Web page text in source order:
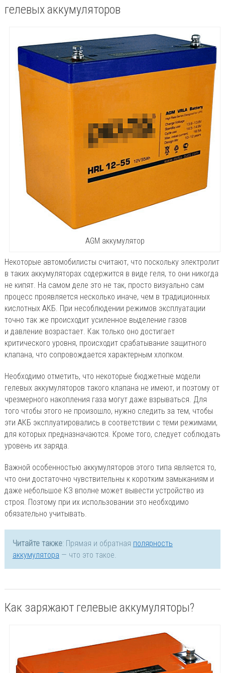
гелевых аккумуляторов
AGM аккумулятор
Некоторые автомобилисты считают, что поскольку электролит
в таких аккумуляторах содержится в виде геля, то они никогда
не кипят. На самом деле это не так, просто визуально сам
процесс проявляется несколько иначе, чем в традиционных
кислотных АКБ. При несоблюдении режимов эксплуатации
точно так же происходит усиленное выделение газов
и давление возрастает. Как только оно достигает
критического уровня, происходит срабатывание защитного
клапана, что сопровождается характерным хлопком.
Необходимо отметить, что некоторые бюджетные модели
гелевых аккумуляторов такого клапана не имеют, и поэтому от
чрезмерного накопления газа могут даже взрываться. Для
того чтобы этого не произошло, нужно следить за тем, чтобы
эти АКБ эксплуатировались в соответствии с теми режимами,
для которых предназначаются. Кроме того, следует соблюдать
уровень их заряда.
Важной особенностью аккумуляторов этого типа является то,
что они достаточно чувствительны к коротким замыканиям и
даже небольшое КЗ вполне может вывести устройство из
строя. Поэтому при их использовании это необходимо
обязательно учитывать.
Читайте также: Прямая и обратная полярность
аккумулятора — что это такое.
Как заряжают гелевые аккумуляторы?